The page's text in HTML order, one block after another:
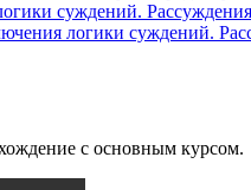
суждений.
логики суждений.
с основным курсом.